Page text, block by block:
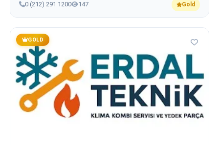
0 (212) 291 1200 147 Gold
GOLD